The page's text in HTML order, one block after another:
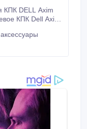
КПК DELL Axim
КПК Dell Axim